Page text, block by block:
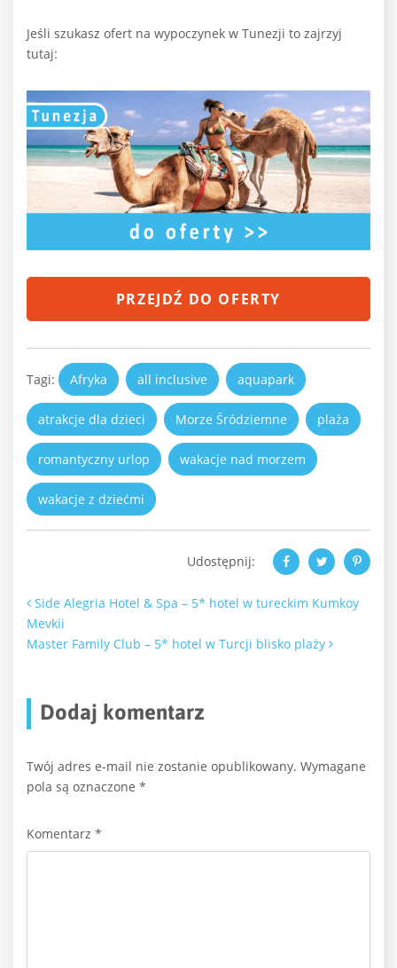
Jeśli szukasz ofert na wypoczynek w Tunezji to zajrzyj
tutaj:
PRZEJDŹ DO OFERTY
Tagi: Afryka all inclusive aquapark
atrakcje dla dzieci Morze Śródziemne plaża
romantyczny urlop wakacje nad morzem
wakacje z dziećmi
Udostępnij:
Nawigacja po artykułach
Side Alegria Hotel & Spa – 5* hotel w tureckim Kumkoy
Mevkii
Master Family Club – 5* hotel w Turcji blisko plaży
Dodaj komentarz
Twój adres e-mail nie zostanie opublikowany. Wymagane
pola są oznaczone *
Komentarz *